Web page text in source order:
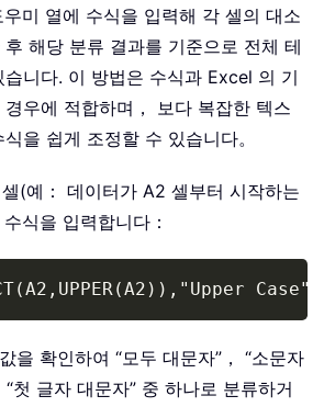
미 열에 수식을 입력해 각 셀의 대소
해당 분류 결과를 기준으로 전체 테
니다. 이 방법은 수식과 Excel 의 기
우에 적합하며， 보다 복잡한 텍스
을 쉽게 조정할 수 있습니다。
(예： 데이터가 A2 셀부터 시작하는
식을 입력합니다：
Copy
을 확인하여 “모두 대문자”， “소문자
첫 글자 대문자” 중 하나로 분류하거